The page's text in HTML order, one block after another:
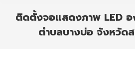
ติดตั้งจอแสดงภาพ LED อ
ตำบลบางบ่อ จังหวัด